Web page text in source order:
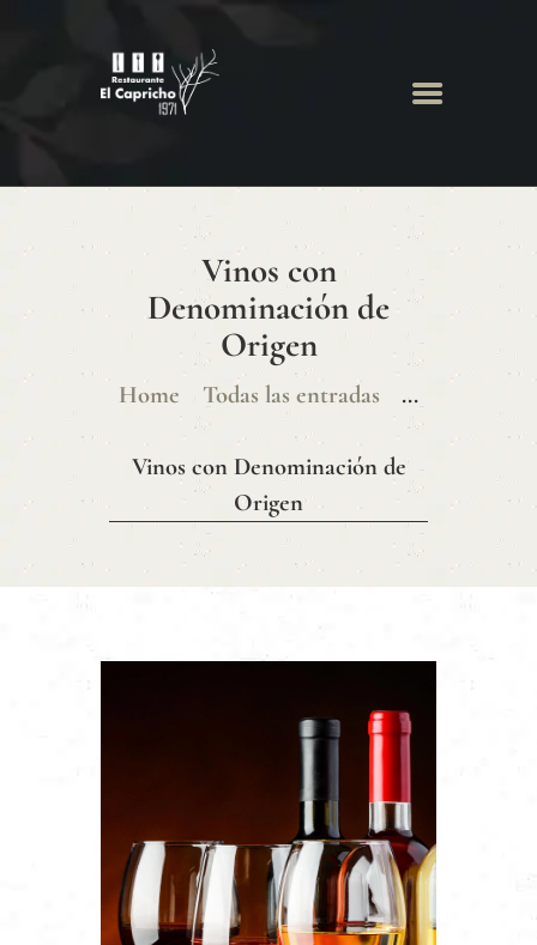
Vinos con
Denominación de
Origen
Home Todas las entradas ...
Vinos con Denominación de
Origen
INICIO
SOBRE NOSOTROS
CONTACTO